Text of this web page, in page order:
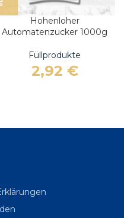
Hohenloher
Automatenzucker 1000g
Füllprodukte
2,92 €